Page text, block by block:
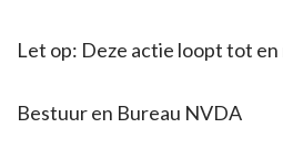
Let op: Deze actie loopt tot en
Bestuur en Bureau NVDA